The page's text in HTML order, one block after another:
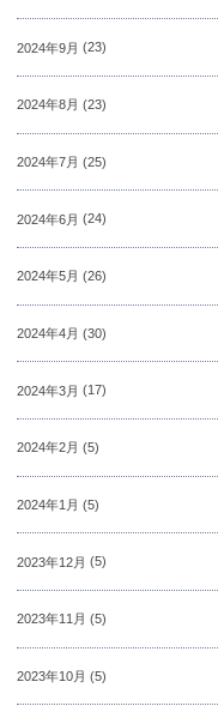
2024年9月 (23)
2024年8月 (23)
2024年7月 (25)
2024年6月 (24)
2024年5月 (26)
2024年4月 (30)
2024年3月 (17)
2024年2月 (5)
2024年1月 (5)
2023年12月 (5)
2023年11月 (5)
2023年10月 (5)